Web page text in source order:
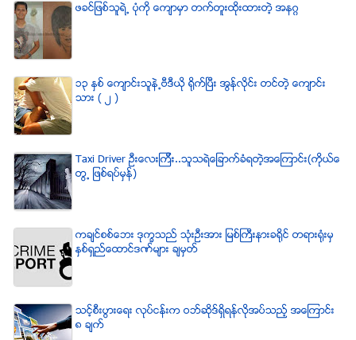
ဖခင္ျဖစ္သူရဲ႕ ပံုကို ေက်ာမွာ တက္တူးထိုးထားတဲ့ အနဂၢ
၁၃ ႏွစ္ ေက်ာင္းသူနဲ႕ဗီဒီယို ရိုက္ျပီး အြန္လိုင္း တင္တဲ့ ေက်ာင္း
သား ( ၂ )
Taxi Driver ဦးေလးၾကီး..သူသရဲေျခာက္ခံရတဲ့အေၾကာင္း(ကိုယ္ေ
တြ႕ ျဖစ္ရပ္မွန္)
ကခ်င္စစ္ေဘး ဒုကၡသည္ သံုးဦးအား ျမစ္ႀကီးနားခရိုင္ တရားရံုးမွ
ႏွစ္ရွည္ေထာင္ဒဏ္မ်ား ခ်မွတ္
သင့္စီးပြားေရး လုပ္ငန္းက ဝဘ္ဆိုဒ္ရွိရန္လိုအပ္သည့္ အေၾကာင္း
၈ ခ်က္